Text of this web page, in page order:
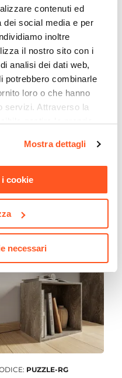
contenuti ed
dei social media e per
inoltre
il nostro sito con i
analisi dei dati web,
potrebbero combinarle
loro o che hanno
servizi. Attraverso la
si invita a leggere la
Mostra dettagli
cookie
necessari
90x180h cm in vetro
PUZZLE-RG